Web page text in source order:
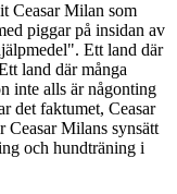
Ceasar Milan som
piggar på insidan av
Ett land där
land där många
inte alls är någonting
det faktumet, Ceasar
Ceasar Milans synsätt
och hundträning i